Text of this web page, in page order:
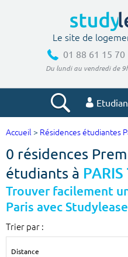
Le site de
01 88 61 15 70
Du lundi au vendredi de
Votre
Ville, école
Accueil > Résidences étudiantes
0 résidences
étudiants à
Trouver facilement
Paris avec Studylease
Trier par :